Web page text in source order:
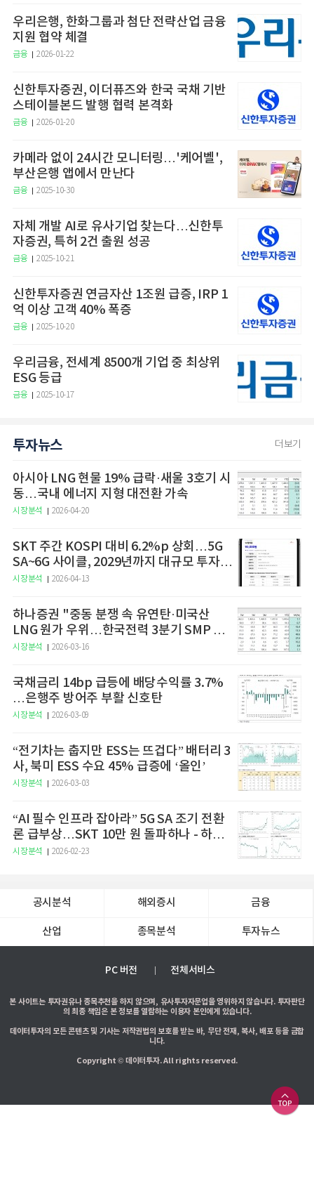
우리은행, 한화그룹과 첨단 전략산업 금융
지원 협약 체결
금융 2026-01-22
신한투자증권, 이더퓨즈와 한국 국채 기반
스테이블본드 발행 협력 본격화
금융 2026-01-20
카메라 없이 24시간 모니터링…'케어벨',
부산은행 앱에서 만난다
금융 2025-10-30
자체 개발 AI로 유사기업 찾는다…신한투
자증권, 특허 2건 출원 성공
금융 2025-10-21
신한투자증권 연금자산 1조원 급증, IRP 1
억 이상 고객 40% 폭증
금융 2025-10-20
우리금융, 전세계 8500개 기업 중 최상위
ESG 등급
금융 2025-10-17
투자뉴스 더보기
아시아 LNG 현물 19% 급락·새울 3호기 시
동…국내 에너지 지형 대전환 가속
시장분석 2026-04-20
SKT 주간 KOSPI 대비 6.2%p 상회…5G
SA~6G 사이클, 2029년까지 대규모 투자
예고
시장분석 2026-04-13
하나증권 "중동 분쟁 속 유연탄·미국산
LNG 원가 우위…한국전력 3분기 SMP 상
승 전망"
시장분석 2026-03-16
국채금리 14bp 급등에 배당수익률 3.7%
…은행주 방어주 부활 신호탄
시장분석 2026-03-09
“전기차는 춥지만 ESS는 뜨겁다” 배터리 3
사, 북미 ESS 수요 45% 급증에 ‘올인’
시장분석 2026-03-03
“AI 필수 인프라 잡아라” 5G SA 조기 전환
론 급부상…SKT 10만 원 돌파하나 - 하나
증권
시장분석 2026-02-23
공시분석 해외증시 금융
산업 종목분석 투자뉴스
PC 버전 전체서비스
본 사이트는 투자권유나 종목추천을 하지 않으며, 유사투자자문업을 영위하지 않습니다. 투자판단
의 최종 책임은 본 정보를 열람하는 이용자 본인에게 있습니다.
데이터투자의 모든 콘텐츠 및 기사는 저작권법의 보호를 받는 바, 무단 전재, 복사, 배포 등을 금합
니다.
Copyright © 데이터투자. All rights reserved.